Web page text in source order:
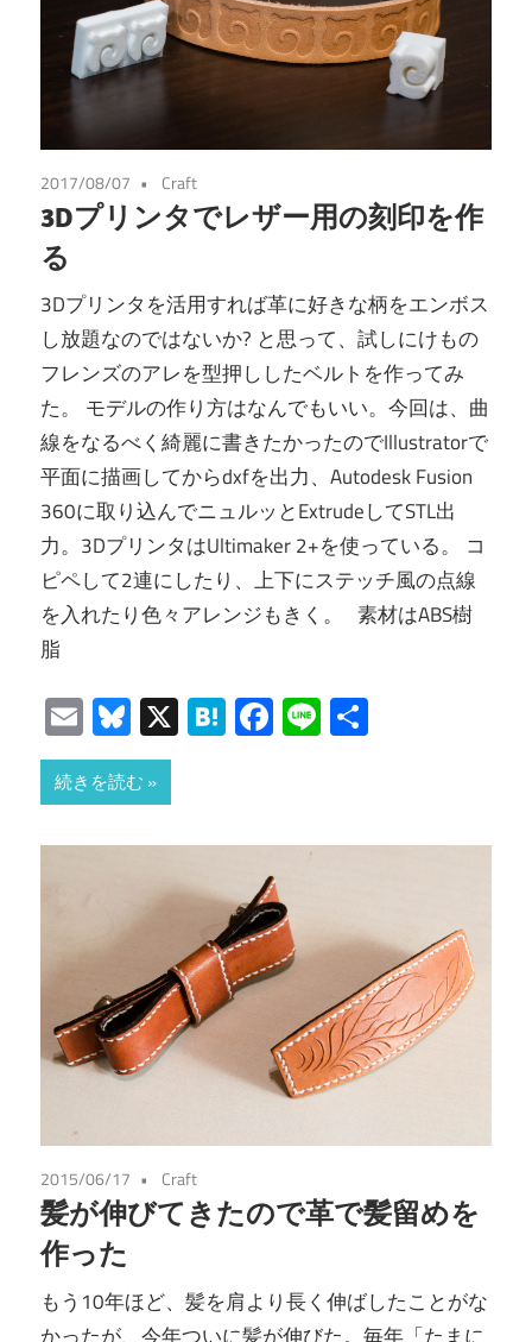
2017/08/07 Craft
3Dプリンタでレザー用の刻印を作
る
3Dプリンタを活用すれば革に好きな柄をエンボス
し放題なのではないか? と思って、試しにけもの
フレンズのアレを型押ししたベルトを作ってみ
た。 モデルの作り方はなんでもいい。今回は、曲
線をなるべく綺麗に書きたかったのでIllustratorで
平面に描画してからdxfを出力、Autodesk Fusion
360に取り込んでニュルッとExtrudeしてSTL出
力。3DプリンタはUltimaker 2+を使っている。 コ
ピペして2連にしたり、上下にステッチ風の点線
を入れたり色々アレンジもきく。 素材はABS樹
脂
EmailBluesky
X Hatena
Facebook
Line
続きを読む
2015/06/17 Craft
髪が伸びてきたので革で髪留めを
作った
もう10年ほど、髪を肩より長く伸ばしたことがな
かったが、今年ついに髪が伸びた。毎年「たまに